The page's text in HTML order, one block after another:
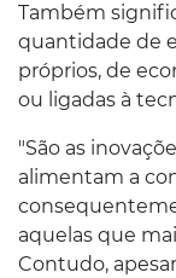
Também
quantidade de
próprios, de
ou ligadas à
"São as
alimentam a
aquelas que
Contudo,